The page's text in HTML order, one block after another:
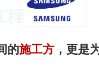
的施工方 ，更是